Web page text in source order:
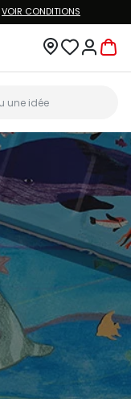
VOIR CONDITIONS